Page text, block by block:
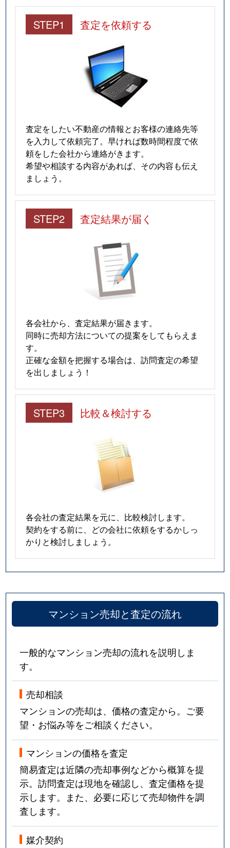
STEP1 査定を依頼する
査定をしたい不動産の情報とお客様の連絡先等
を入力して依頼完了。早ければ数時間程度で依
頼をした会社から連絡がきます。
希望や相談する内容があれば、その内容も伝え
ましょう。
STEP2 査定結果が届く
各会社から、査定結果が届きます。
同時に売却方法についての提案をしてもらえま
す。
正確な金額を把握する場合は、訪問査定の希望
を出しましょう！
STEP3 比較＆検討する
各会社の査定結果を元に、比較検討します。
契約をする前に、どの会社に依頼をするかしっ
かりと検討しましょう。
マンション売却と査定の流れ
一般的なマンション売却の流れを説明しま
す。
売却相談
マンションの売却は、価格の査定から。ご要
望・お悩み等をご相談ください。
マンションの価格を査定
簡易査定は近隣の売却事例などから概算を提
示。訪問査定は現地を確認し、査定価格を提
示します。また、必要に応じて売却物件を調
査します。
媒介契約